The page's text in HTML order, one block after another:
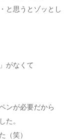
と思うとゾッとし
がなくて
ンが必要だから
た。
（笑）